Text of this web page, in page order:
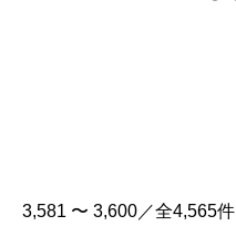
3,581 〜 3,600／全4,565件